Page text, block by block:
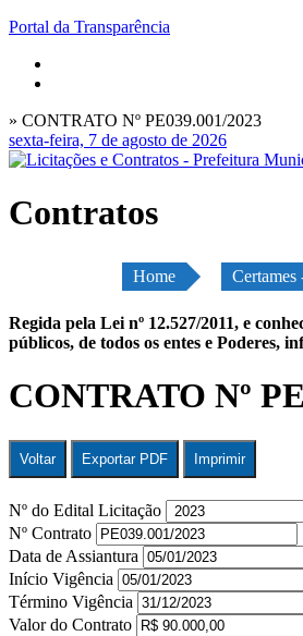
Portal da Transparência
» CONTRATO Nº PE039.001/2023
sexta-feira, 7 de agosto de 2026
Contratos
Home Certames
Regida pela Lei nº 12.527/2011, e
públicos, de todos os entes e Poderes,
CONTRATO Nº
Voltar Exportar PDF Imprimir
Nº do Edital Licitação
Nº Contrato
Data de Assiantura
Início Vigência
Término Vigência
Valor do Contrato